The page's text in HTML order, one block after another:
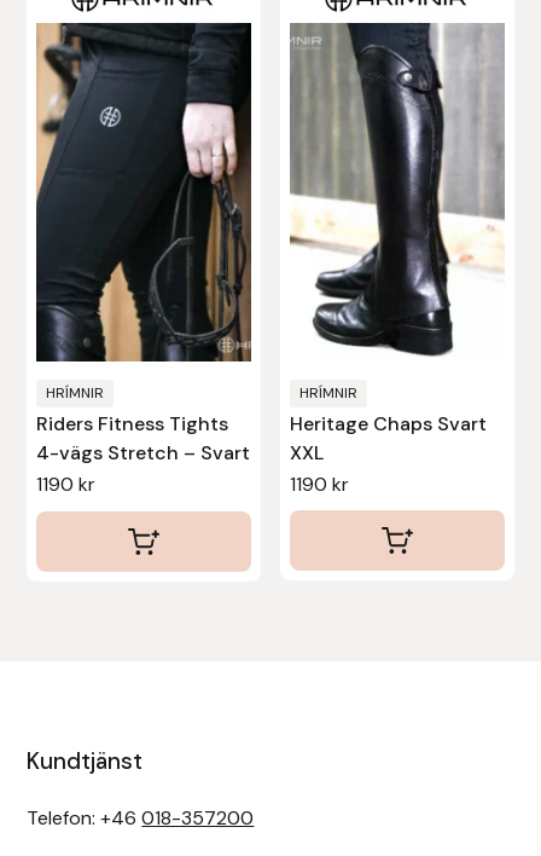
HRÍMNIR
Riders Fitness Tights
4-vägs Stretch – Svart
1190kr
här
produkten
har
flera
varianter.
De
alternativen
kan
väljas
på
produktsidan
HRÍMNIR
Heritage Chaps Svart
XXL
1190 kr
här
produkten
varianter.
De
olika
alternativen
kan
väljas
produktsidan
Kundtjänst
Telefon: +46018-357200